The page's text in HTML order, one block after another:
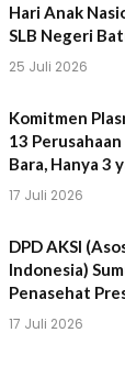
Hari Anak
SLB Negeri
25 Juli 2026
Komitmen
13
Bara, Hanya 3
17 Juli 2026
DPD AKSI
Indonesia)
Penasehat
17 Juli 2026